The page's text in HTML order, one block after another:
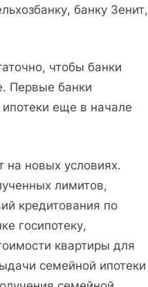
банку Зенит,
чтобы банки
Первые банки
еще в начале
на новых условиях.
лимитов,
кредитования по
госипотеку,
квартиры для
семейной ипотеки